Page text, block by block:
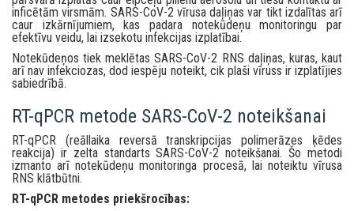
inficētām virsmām. SARS-CoV-2 vīrusa daļiņas var tikt izdalītas arī
caur izkārnījumiem, kas padara notekūdeņu monitoringu par
efektīvu veidu, lai izsekotu infekcijas izplatībai.
Notekūdeņos tiek meklētas SARS-CoV-2 RNS daļiņas, kuras, kaut
arī nav infekciozas, dod iespēju noteikt, cik plaši vīruss ir izplatījies
sabiedrībā.
RT-qPCR metode SARS-CoV-2 noteikšanai
RT-qPCR (reāllaika reversā transkripcijas polimerāzes ķēdes
reakcija) ir zelta standarts SARS-CoV-2 noteikšanai. Šo metodi
izmanto arī notekūdeņu monitoringa procesā, lai noteiktu vīrusa
RNS klātbūtni.
RT-qPCR metodes priekšrocības: